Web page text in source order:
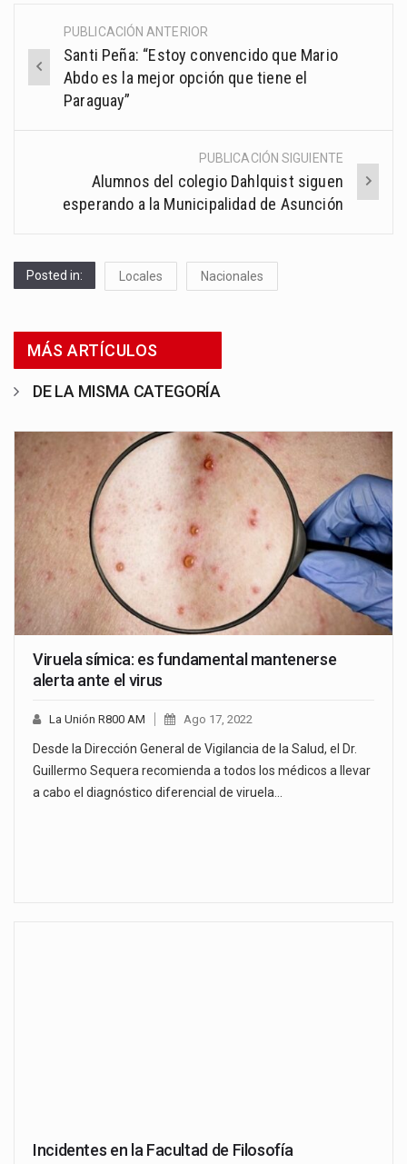
Post
navigation
PUBLICACIÓN ANTERIOR
Santi Peña: “Estoy convencido que Mario
Abdo es la mejor opción que tiene el
Paraguay”
PUBLICACIÓN SIGUIENTE
Alumnos del colegio Dahlquist siguen
esperando a la Municipalidad de Asunción
Posted in: Locales Nacionales
MÁS ARTÍCULOS
DE LA MISMA CATEGORÍA
Viruela símica: es fundamental mantenerse
alerta ante el virus
La Unión R800 AM Ago 17, 2022
Desde la Dirección General de Vigilancia de la Salud, el Dr.
Guillermo Sequera recomienda a todos los médicos a llevar
a cabo el diagnóstico diferencial de viruela…
Incidentes en la Facultad de Filosofía